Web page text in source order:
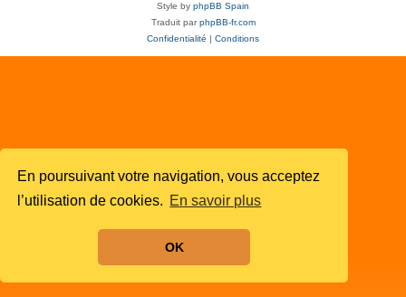
En poursuivant votre navigation, vous acceptez
l’utilisation de cookies. En savoir plus
OK
Style by phpBB Spain
Traduit parphpBB-fr.com
Confidentialité
Conditions